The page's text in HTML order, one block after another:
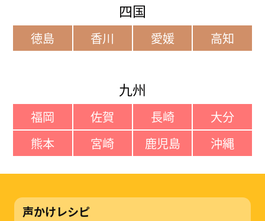
四国
徳島 香川 愛媛 高知
九州
福岡 佐賀 長崎
大分
熊本
宮崎 鹿児島 沖縄
声かけレシピ